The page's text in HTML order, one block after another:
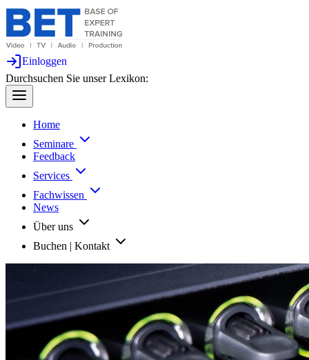
Einloggen
Durchsuchen Sie unser Lexikon:
Home
Seminare
Feedback
Services
Fachwissen
News
Über uns
Buchen | Kontakt